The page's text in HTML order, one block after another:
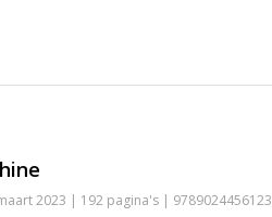
2023 | 192 pagina's | 9789024456123